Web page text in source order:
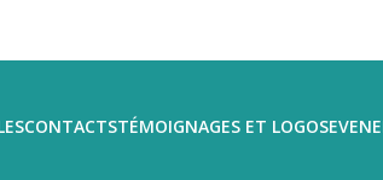
CONTACTSTÉMOIGNAGES ET LOGOS